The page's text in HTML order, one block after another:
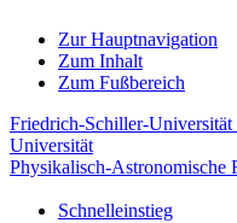
Zur Hauptnavigation
Zum Inhalt
Zum Fußbereich
Friedrich-Schiller-Universität
Universität
Physikalisch-Astronomische
Schnelleinstieg